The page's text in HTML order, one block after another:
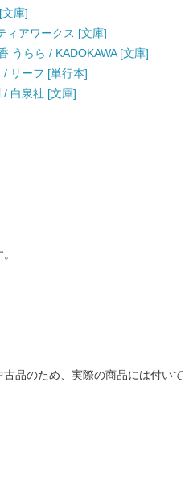
庫]
ィアワークス [文庫]
うらら / KADOKAWA [文庫]
リーフ [単行本]
/ 白泉社 [文庫]
品のため、実際の商品には付いて